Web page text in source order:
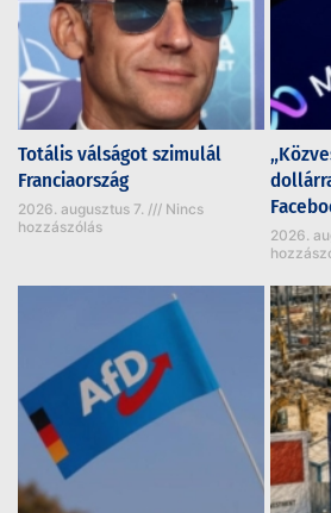
Totális válságot szimulál
Franciaország
2026. augusztus 7.
Nincs
hozzászólás
2026.